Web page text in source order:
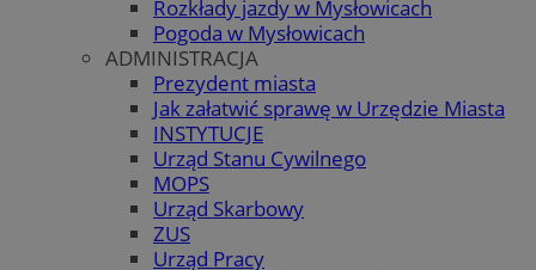
Rozkłady jazdy w Mysłowicach
Pogoda w Mysłowicach
ADMINISTRACJA
Prezydent miasta
Jak załatwić sprawę w Urzędzie Miasta
INSTYTUCJE
Urząd Stanu Cywilnego
MOPS
Urząd Skarbowy
ZUS
Urząd Pracy